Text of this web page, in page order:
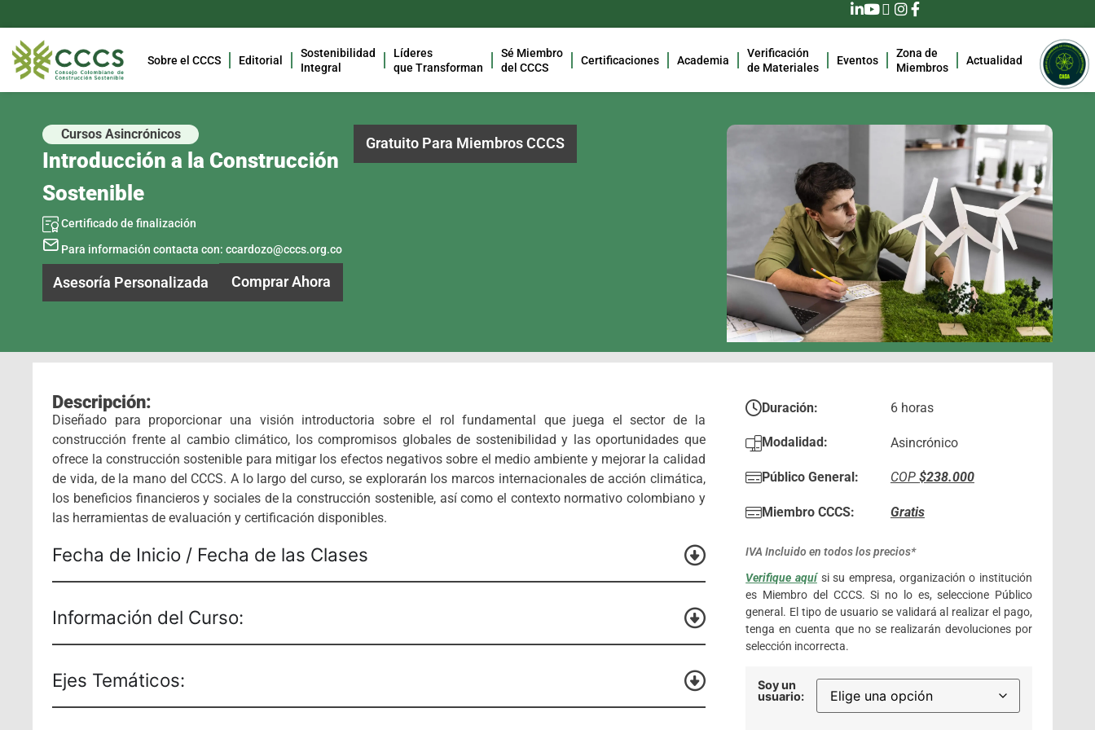
Sobre el CCCS Editorial
Sostenibilidad
Integral
Líderes
que Transforman
Sé Miembro
del CCCS
Certificaciones Academia
Verificación
de Materiales
Eventos
Zona de
Miembros
Actualidad
Cursos Asincrónicos
Introducción a la Construcción
Sostenible
Certificado de finalización
Para información contacta con: ccardozo@cccs.org.co
Asesoría Personalizada Comprar Ahora
Gratuito Para Miembros CCCS
Descripción:
Diseñado para proporcionar una visión introductoria sobre el rol fundamental que juega el sector de la
construcción frente al cambio climático, los compromisos globales de sostenibilidad y las oportunidades que
ofrece la construcción sostenible para mitigar los efectos negativos sobre el medio ambiente y mejorar la calidad
de vida, de la mano del CCCS. A lo largo del curso, se explorarán los marcos internacionales de acción climática,
los beneficios financieros y sociales de la construcción sostenible, así como el contexto normativo colombiano y
las herramientas de evaluación y certificación disponibles.
Fecha de Inicio / Fecha de las Clases
Información del Curso:
Ejes Temáticos:
Duración: 6 horas
Modalidad: Asincrónico
Público General: COP $238.000
Miembro CCCS: Gratis
IVA Incluido en todos los precios*
Verifique aquísi su empresa, organización o institución
es Miembro del CCCS. Si no lo es, seleccione Público
general. El tipo de usuario se validará al realizar el pago,
tenga en cuenta que no se realizarán devoluciones por
selección incorrecta.
Soy un
usuario: